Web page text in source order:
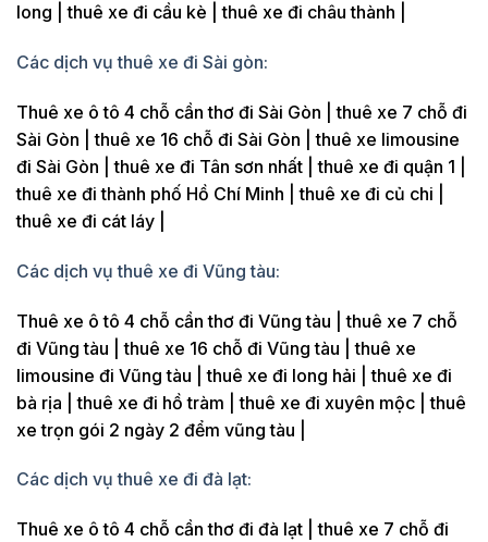
long | thuê xe đi cầu kè | thuê xe đi châu thành |
Các dịch vụ thuê xe đi Sài gòn:
Thuê xe ô tô 4 chỗ cần thơ đi Sài Gòn | thuê xe 7 chỗ đi
Sài Gòn | thuê xe 16 chỗ đi Sài Gòn | thuê xe limousine
đi Sài Gòn | thuê xe đi Tân sơn nhất | thuê xe đi quận 1 |
thuê xe đi thành phố Hồ Chí Minh | thuê xe đi củ chi |
thuê xe đi cát láy |
Các dịch vụ thuê xe đi Vũng tàu:
Thuê xe ô tô 4 chỗ cần thơ đi Vũng tàu | thuê xe 7 chỗ
đi Vũng tàu | thuê xe 16 chỗ đi Vũng tàu | thuê xe
limousine đi Vũng tàu | thuê xe đi long hải | thuê xe đi
bà rịa | thuê xe đi hồ tràm | thuê xe đi xuyên mộc | thuê
xe trọn gói 2 ngày 2 đểm vũng tàu |
Các dịch vụ thuê xe đi đà lạt:
Thuê xe ô tô 4 chỗ cần thơ đi đà lạt | thuê xe 7 chỗ đi